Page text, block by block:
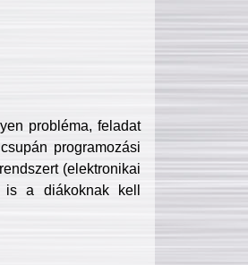
probléma, feladat
programozási
(elektronikai
is a diákoknak kell